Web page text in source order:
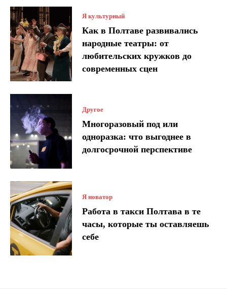
Я культурный
Как в Полтаве развивались
народные театры: от
любительских кружков до
современных сцен
Другое
Многоразовый под или
одноразка: что выгоднее в
долгосрочной перспективе
Я новатор
Работа в такси Полтава в те
часы, которые ты оставляешь
себе